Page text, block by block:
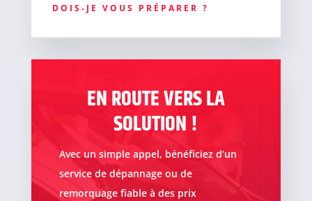
DOIS-JE VOUS PRÉPARER ?
EN ROUTE VERS LA
SOLUTION !
Avec un simple appel, bénéficiez d’un
service de dépannage ou de
remorquage fiable à des prix